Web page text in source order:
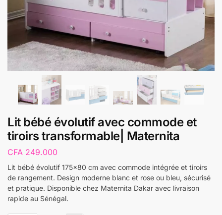
Lit bébé évolutif avec commode et
tiroirs transformable| Maternita
CFA 249.000
Lit bébé évolutif 175×80 cm avec commode intégrée et tiroirs
de rangement. Design moderne blanc et rose ou bleu, sécurisé
et pratique. Disponible chez Maternita Dakar avec livraison
rapide au Sénégal.